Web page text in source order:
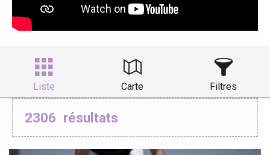
Liste Carte Filtres
2306 résultats